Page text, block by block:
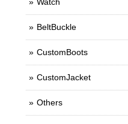
BeltBuckle
CustomBoots
CustomJacket
Others